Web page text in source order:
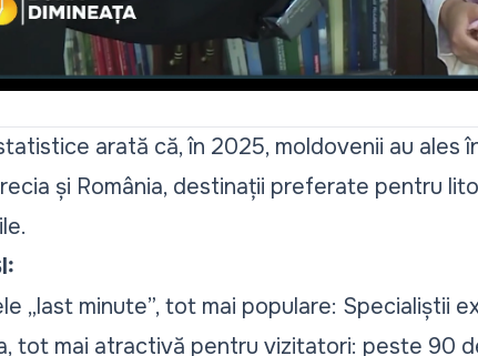
arată că, în 2025, moldovenii au ales
și România, destinații preferate pentru
„last minute”, tot mai populare: Specialiștii
tot mai atractivă pentru vizitatori: peste 90